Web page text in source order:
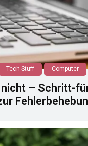
Tech Stuff Computer
– Schritt-